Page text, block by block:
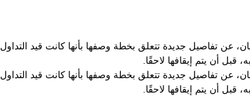
عن تفاصيل جديدة تتعلق بخطة وصفها بأنها كانت قيد التداول
أن يتم إيقافها لاحقًا.
عن تفاصيل جديدة تتعلق بخطة وصفها بأنها كانت قيد التداول
أن يتم إيقافها لاحقًا.